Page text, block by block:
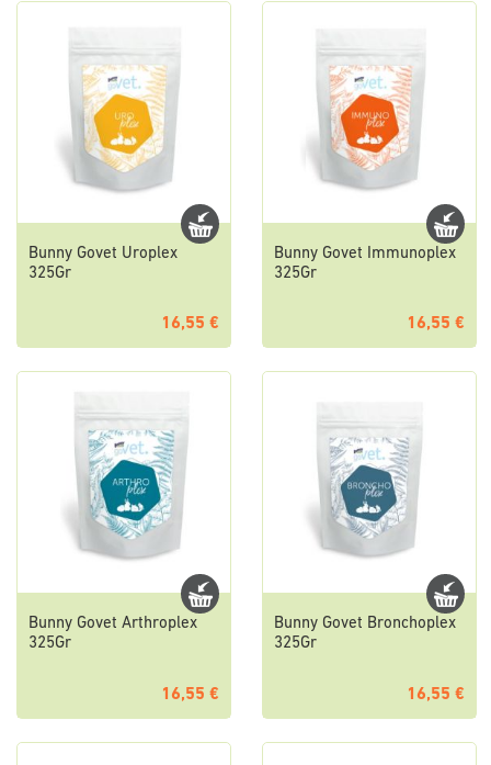
Bunny Govet Uroplex
325Gr
16,55 €
Bunny Govet Immunoplex
325Gr
16,55 €
Bunny Govet Arthroplex
325Gr
16,55 €
Bunny Govet Bronchoplex
325Gr
16,55 €